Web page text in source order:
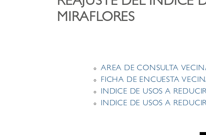
MIRAFLORES
AREA DE CONSULTA
FICHA DE ENCUESTA
INDICE DE USOS A
INDICE DE USOS A